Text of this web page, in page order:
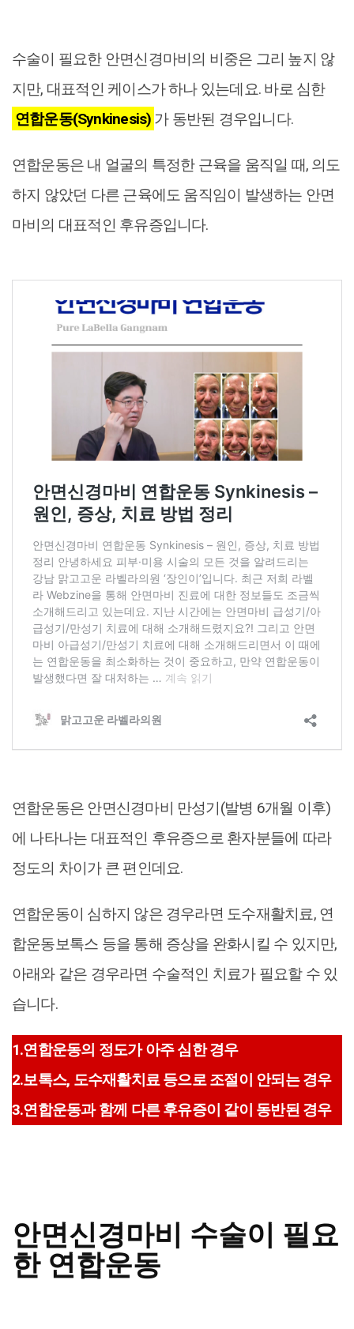
수술이 필요한 안면신경마비의 비중은 그리 높지 않
지만, 대표적인 케이스가 하나 있는데요. 바로 심한
연합운동(Synkinesis) 가 동반된 경우입니다.
연합운동은 내 얼굴의 특정한 근육을 움직일 때, 의도
하지 않았던 다른 근육에도 움직임이 발생하는 안면
마비의 대표적인 후유증입니다.
연합운동은 안면신경마비 만성기(발병 6개월 이후)
에 나타나는 대표적인 후유증으로 환자분들에 따라
정도의 차이가 큰 편인데요.
연합운동이 심하지 않은 경우라면 도수재활치료, 연
합운동보톡스 등을 통해 증상을 완화시킬 수 있지만,
아래와 같은 경우라면 수술적인 치료가 필요할 수 있
습니다.
1.연합운동의 정도가 아주 심한 경우
2.보톡스, 도수재활치료 등으로 조절이 안되는 경우
3.연합운동과 함께 다른 후유증이 같이 동반된 경우
안면신경마비 수술이 필요
한 연합운동